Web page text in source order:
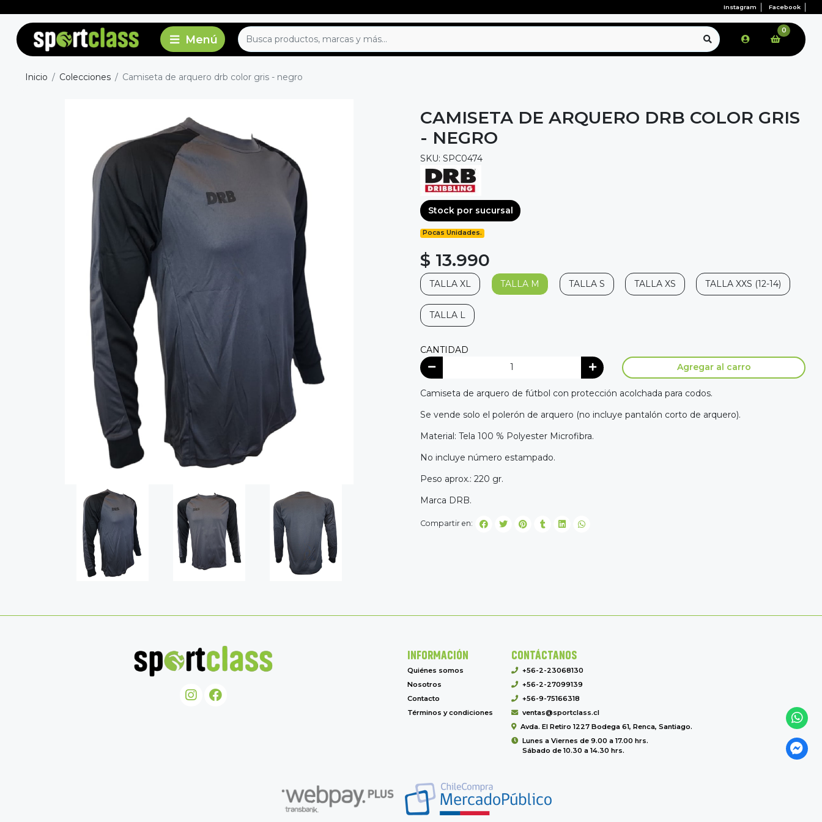
Instagram Facebook
0
Inicio Colecciones Camiseta de arquero drb color gris - negro
CAMISETA DE ARQUERO DRB COLOR GRIS
- NEGRO
SKU: SPC0474
Stock por sucursal
Pocas Unidades.
$ 13.990
TALLA XL TALLA M TALLA S TALLA XS TALLA XXS (12-14)
TALLA L
CANTIDAD
Agregar al carro
Camiseta de arquero de fútbol con protección acolchada para codos.
Se vende solo el polerón de arquero (no incluye pantalón corto de arquero).
Material: Tela 100 % Polyester Microfibra.
No incluye número estampado.
Peso aprox.: 220 gr.
Marca DRB.
Compartir en:
INFORMACIÓN
Quiénes somos
Nosotros
Contacto
Términos y condiciones
CONTÁCTANOS
+56-2-23068130
+56-2-27099139
+56-9-75166318
ventas@sportclass.cl
Avda. El Retiro 1227 Bodega 61, Renca, Santiago.
Lunes a Viernes de 9.00 a 17.00 hrs.
Sábado de 10.30 a 14.30 hrs.